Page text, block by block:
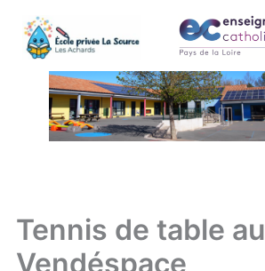
contenu
Tennis de table au
Vendéspace